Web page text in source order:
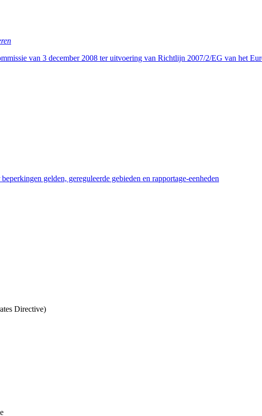
van 3 december 2008 ter uitvoering van Richtlijn 2007/2/EG van het
gelden, gereguleerde gebieden en rapportage-eenheden
Directive)